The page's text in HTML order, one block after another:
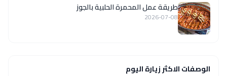
طريقة عمل المحمرة الحلبية بالجوز
2026-07-08
الوصفات الاكثر زيارة اليوم